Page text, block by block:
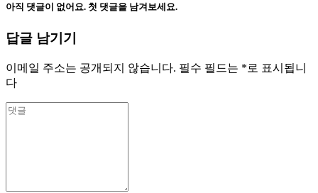
아직 댓글이 없어요. 첫 댓글을 남겨보세요.
답글 남기기
이메일 주소는 공개되지 않습니다. 필수 필드는 *로 표시됩니
다